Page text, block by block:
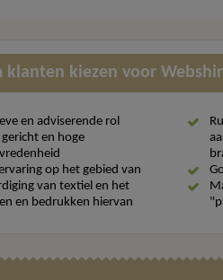
klanten kiezen voor
en adviserende rol
gericht en hoge
op het gebied van
van textiel en het
en bedrukken hiervan